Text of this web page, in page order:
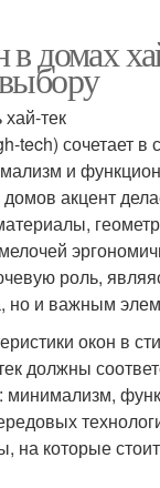
домах
тек
tech) сочетает
и
акцент
роль,
но и важным
окон в
должны
минимализм,
на которые